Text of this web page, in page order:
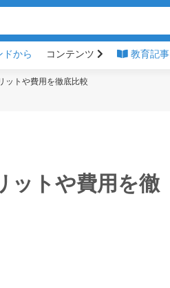
ドから コンテンツ 教育記事
ットや費用を徹底比較
ットや費用を徹